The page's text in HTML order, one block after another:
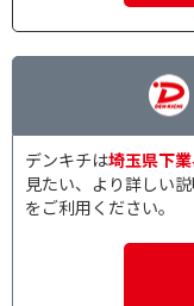
デンキチは埼玉県下
見たい、より詳しい
をご利用ください。